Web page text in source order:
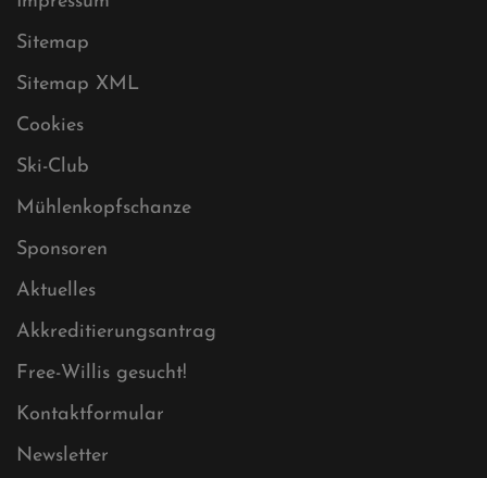
Datenschutz
Impressum
Sitemap
Sitemap XML
Cookies
Ski-Club
Mühlenkopfschanze
Sponsoren
Aktuelles
Akkreditierungsantrag
Free-Willis gesucht!
Kontaktformular